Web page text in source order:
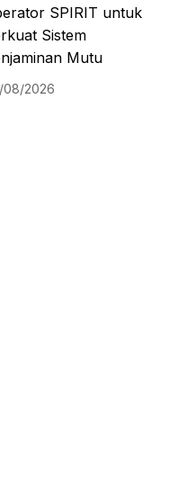
SPIRIT untuk
Sistem
Mutu
2026